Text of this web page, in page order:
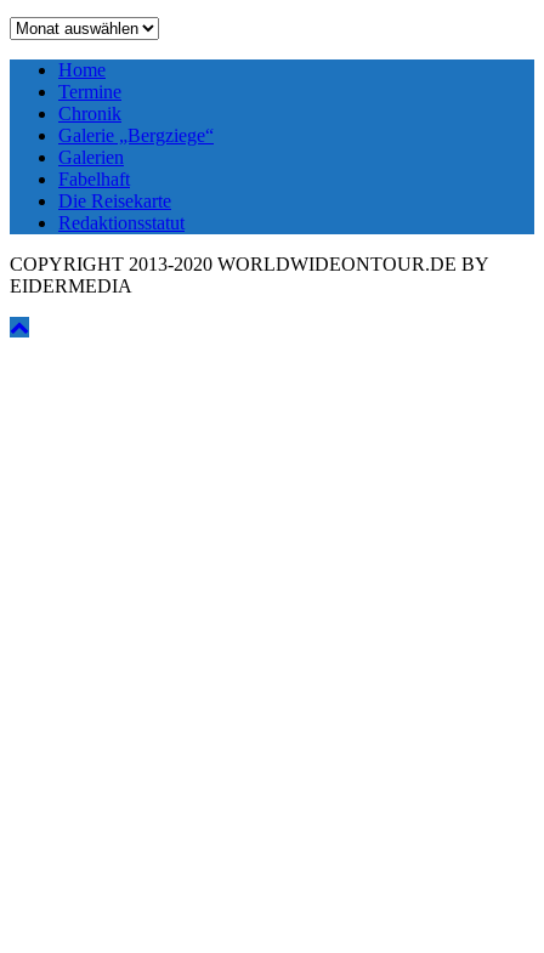
Archiv
Home
Termine
Chronik
Galerie „Bergziege“
Galerien
Fabelhaft
Die Reisekarte
Redaktionsstatut
COPYRIGHT 2013-2020 WORLDWIDEONTOUR.DE BY
EIDERMEDIA